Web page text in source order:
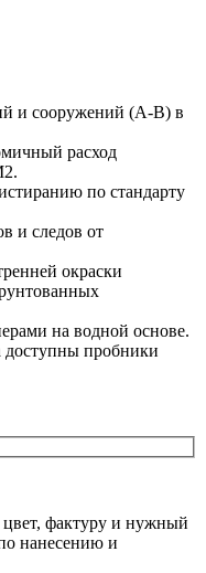
и сооружений (А-В) в
расход
по стандарту
и следов от
окраски
на водной основе.
доступны пробники
фактуру и нужный
нанесению и